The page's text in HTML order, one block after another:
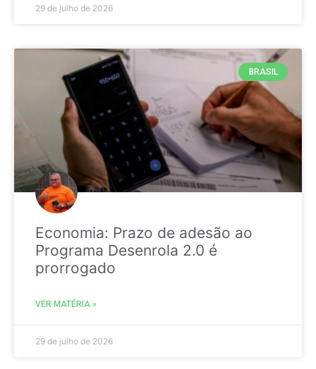
29 de julho de 2026
BRASIL
Economia: Prazo de adesão ao
Programa Desenrola 2.0 é
prorrogado
VER MATÉRIA »
29 de julho de 2026